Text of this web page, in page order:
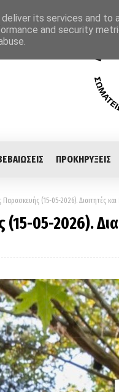
ΠΡΟΚΗΡΥΞΕΙΣ
(15-05-2026). Διαιτητές και
05-2026).
its services and to
and security